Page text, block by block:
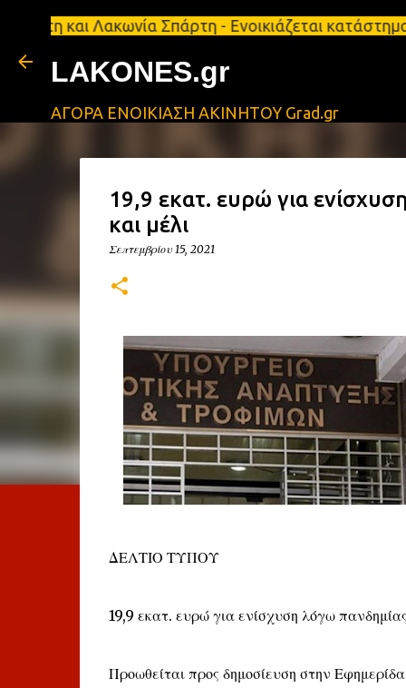
Λακωνία Σπάρτη - Ενοικιάζεται κατάστημα
LAKONES.gr
ΑΓΟΡΑ ΕΝΟΙΚΙΑΣΗ ΑΚΙΝΗΤΟΥ Grad.gr
19,9 εκατ. ευρώ για
και μέλι
Σεπτεμβρίου 15, 2021
ΔΕΛΤΙΟ ΤΥΠΟΥ
19,9 εκατ. ευρώ για ενίσχυση λόγω
Προωθείται προς δημοσίευση στην